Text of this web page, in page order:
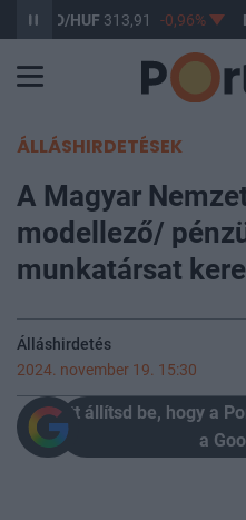
HUF313,91 -0,96%
ÁLLÁSHIRDETÉSEK
A Magyar
modellező/
munkatársat
Álláshirdetés
2024. november 19. 15:30
Itt állítsd be, hogy a
a